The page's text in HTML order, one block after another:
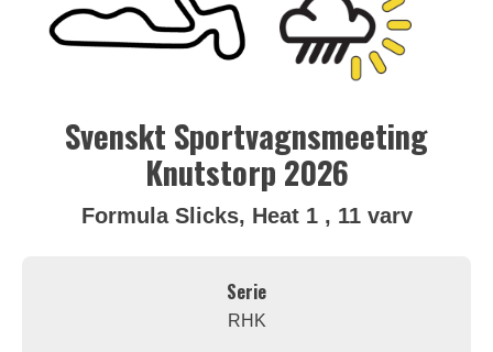
Svenskt Sportvagnsmeeting
Knutstorp 2026
Formula Slicks, Heat 1 , 11 varv
Serie
RHK